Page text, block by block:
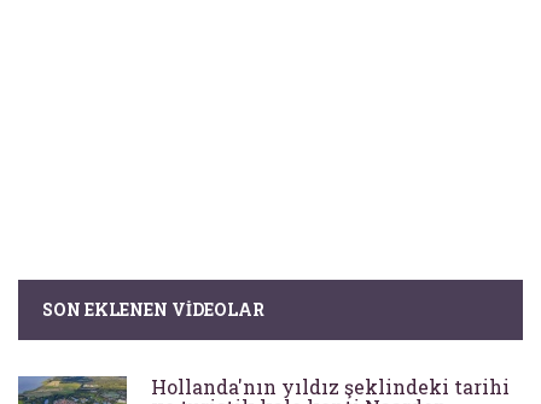
SON EKLENEN VIDEOLAR
Hollanda'nın yıldız şeklindeki tarihi